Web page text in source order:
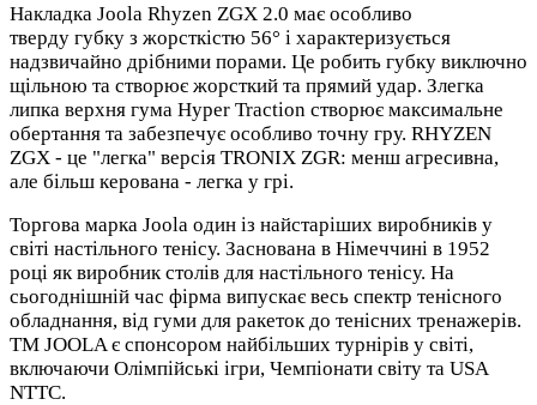
Накладка Joola Rhyzen ZGX 2.0 має особливо
тверду губку з жорсткістю 56° і характеризується
надзвичайно дрібними порами. Це робить губку виключно
щільною та створює жорсткий та прямий удар. Злегка
липка верхня гума Hyper Traction створює максимальне
обертання та забезпечує особливо точну гру. RHYZEN
ZGX - це "легка" версія TRONIX ZGR: менш агресивна,
але більш керована - легка у грі.
Торгова марка Joola один із найстаріших виробників у
світі настільного тенісу. Заснована в Німеччині в 1952
році як виробник столів для настільного тенісу. На
сьогоднішній час фірма випускає весь спектр тенісного
обладнання, від гуми для ракеток до тенісних тренажерів.
ТМ JOOLA є спонсором найбільших турнірів у світі,
включаючи Олімпійські ігри, Чемпіонати світу та USA
NTTC.